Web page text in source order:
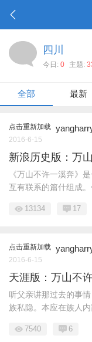
四川
今日: 0 主题:
全部 最新
点击重新加载
2016-6-15
新浪历史版：万
《万山不许一溪奔》
互有联系的篇什组成。
13134 17
点击重新加载
2016-6-15
天涯版：万山不
听父亲讲那过去的事
族私隐。本应在族人内
7540 6